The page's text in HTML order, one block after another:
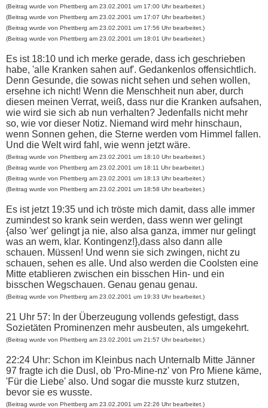
(Beitrag wurde von Phettberg am 23.02.2001 um 17:00 Uhr bearbeitet.)
(Beitrag wurde von Phettberg am 23.02.2001 um 17:07 Uhr bearbeitet.)
(Beitrag wurde von Phettberg am 23.02.2001 um 17:56 Uhr bearbeitet.)
(Beitrag wurde von Phettberg am 23.02.2001 um 18:01 Uhr bearbeitet.)
Es ist 18:10 und ich merke gerade, dass ich geschrieben
habe, 'alle Kranken sahen auf'. Gedankenlos offensichtlich.
Denn Gesunde, die sowas nicht sehen und sehen wollen,
ersehne ich nicht! Wenn die Menschheit nun aber, durch
diesen meinen Verrat, weiß, dass nur die Kranken aufsahen,
wie wird sie sich ab nun verhalten? Jedenfalls nicht mehr
so, wie vor dieser Notiz. Niemand wird mehr hinschaun,
wenn Sonnen gehen, die Sterne werden vom Himmel fallen.
Und die Welt wird fahl, wie wenn jetzt wäre.
(Beitrag wurde von Phettberg am 23.02.2001 um 18:10 Uhr bearbeitet.)
(Beitrag wurde von Phettberg am 23.02.2001 um 18:11 Uhr bearbeitet.)
(Beitrag wurde von Phettberg am 23.02.2001 um 18:13 Uhr bearbeitet.)
(Beitrag wurde von Phettberg am 23.02.2001 um 18:58 Uhr bearbeitet.)
Es ist jetzt 19:35 und ich tröste mich damit, dass alle immer
zumindest so krank sein werden, dass wenn wer gelingt
{also 'wer' gelingt ja nie, also alsa ganza, immer nur gelingt
was an wem, klar. Kontingenz!},dass also dann alle
schauen. Müssen! Und wenn sie sich zwingen, nicht zu
schauen, sehen es alle. Und also werden die Coolsten eine
Mitte etablieren zwischen ein bisschen Hin- und ein
bisschen Wegschauen. Genau genau genau.
(Beitrag wurde von Phettberg am 23.02.2001 um 19:33 Uhr bearbeitet.)
21 Uhr 57: In der Überzeugung vollends gefestigt, dass
Sozietäten Prominenzen mehr ausbeuten, als umgekehrt.
(Beitrag wurde von Phettberg am 23.02.2001 um 21:57 Uhr bearbeitet.)
22:24 Uhr: Schon im Kleinbus nach Unternalb Mitte Jänner
97 fragte ich die Dusl, ob 'Pro-Mine-nz' von Pro Miene käme,
'Für die Liebe' also. Und sogar die musste kurz stutzen,
bevor sie es wusste.
(Beitrag wurde von Phettberg am 23.02.2001 um 22:26 Uhr bearbeitet.)